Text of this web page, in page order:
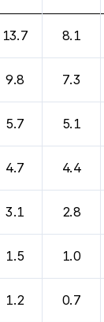
13.7 8.1
9.8 7.3
5.7 5.1
4.7 4.4
3.1 2.8
1.5 1.0
1.2 0.7